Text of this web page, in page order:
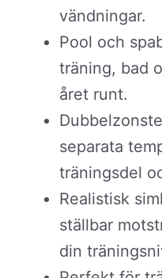
vändningar.
Pool och
träning, bad
året runt.
separata
träningsdel
Realistisk
ställbar
din